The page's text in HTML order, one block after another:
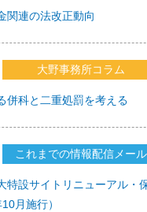
関連の法改正動向
大野事務所コラム
併科と二重処罰を考える
これまでの情報配信メール
特設サイトリニューアル・
月施行）